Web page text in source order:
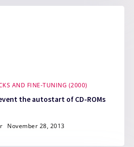
AND FINE-TUNING (2000)
the autostart of CD-ROMs
November 28, 2013